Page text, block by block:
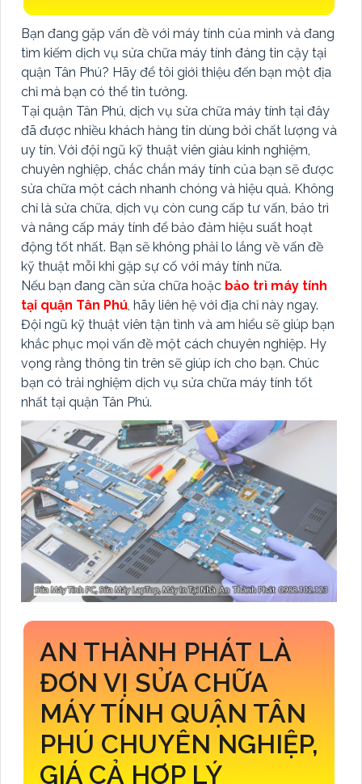
Bạn đang gặp vấn đề với máy tính của mình và đang
tìm kiếm dịch vụ sửa chữa máy tính đáng tin cậy tại
quận Tân Phú? Hãy để tôi giới thiệu đến bạn một địa
chỉ mà bạn có thể tin tưởng.
Tại quận Tân Phú, dịch vụ sửa chữa máy tính tại đây
đã được nhiều khách hàng tin dùng bởi chất lượng và
uy tín. Với đội ngũ kỹ thuật viên giàu kinh nghiệm,
chuyên nghiệp, chắc chắn máy tính của bạn sẽ được
sửa chữa một cách nhanh chóng và hiệu quả. Không
chỉ là sửa chữa, dịch vụ còn cung cấp tư vấn, bảo trì
và nâng cấp máy tính để bảo đảm hiệu suất hoạt
động tốt nhất. Bạn sẽ không phải lo lắng về vấn đề
kỹ thuật mỗi khi gặp sự cố với máy tính nữa.
Nếu bạn đang cần sửa chữa hoặc bảo trì máy tính
tại quận Tân Phú, hãy liên hệ với địa chỉ này ngay.
Đội ngũ kỹ thuật viên tận tình và am hiểu sẽ giúp bạn
khắc phục mọi vấn đề một cách chuyên nghiệp. Hy
vọng rằng thông tin trên sẽ giúp ích cho bạn. Chúc
bạn có trải nghiệm dịch vụ sửa chữa máy tính tốt
nhất tại quận Tân Phú.
AN THÀNH PHÁT LÀ
ĐƠN VỊ SỬA CHỮA
MÁY TÍNH QUẬN TÂN
PHÚ CHUYÊN NGHIỆP,
GIÁ CẢ HỢP LÝ